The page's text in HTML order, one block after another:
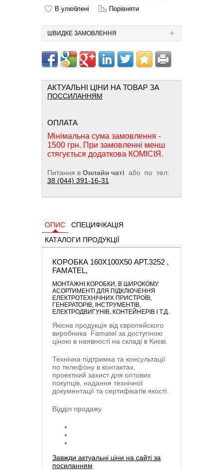
В улюблені Порівняти
ШВИДКЕ ЗАМОВЛЕННЯ
АКТУАЛЬНІ ЦІНИ НА ТОВАР ЗА
ПОССИЛАННЯМ
ОПЛАТА
Мінімальна сума замовлення -
1500 грн. При замовленні менш
стягується додаткова КОМІСІЯ.
Питання в Онлайн чаті або по тел:
38 (044) 391-16-31
ОПИС
СПЕЦИФІКАЦІЯ
КАТАЛОГИ ПРОДУКЦІЇ
КОРОБКА 160Х100Х50 АРТ.3252 ,
FAMATEL,
МОНТАЖНІ КОРОБКИ , В ШИРОКОМУ
АСОРТИМЕНТІ ДЛЯ ПІДКЛЮЧЕННЯ
ЕЛЕКТРОТЕХНІЧНИХ ПРИСТРОЇВ,
ГЕНЕРАТОРІВ, ІНСТРУМЕНТІВ,
ЕЛЕКТРОДВИГУНІВ, КОНТЕЙНЕРІВ І Т.Д.
Якісна продукція від європейского
виробника Famatel за доступною
ціною в наявності на складі в Києві.
Технічна підтримка та консультації
по телефону в контактах,
проектний захист для оптових
покупців, надання технічної
документації та сертифікатів якості.
Відділ продажу
Завжди актуальні ціни на сайті за
посиланням